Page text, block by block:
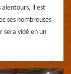
alentours, il est
ses nombreuses
sera vidé en un